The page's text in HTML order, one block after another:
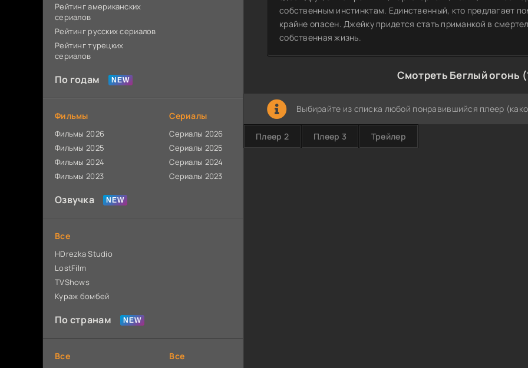
собственным инстинктам. Единственный, кто предлагает
крайне опасен. Джейку придется стать приманкой в
собственная жизнь.
Смотреть Беглый огонь
Выбирайте из списка любой понравившийся плеер
Плеер 2 Плеер 3 Трейлер
Рейтинг американских
сериалов
Рейтинг русских сериалов
Рейтинг турецких
сериалов
По годам
Фильмы
Фильмы 2026
Фильмы 2025
Фильмы 2024
Фильмы 2023
Сериалы
Сериалы 2026
Сериалы 2025
Сериалы 2024
Сериалы 2023
Озвучка
Все
HDrezka Studio
LostFilm
TVShows
Кураж бомбей
По странам
Все Все